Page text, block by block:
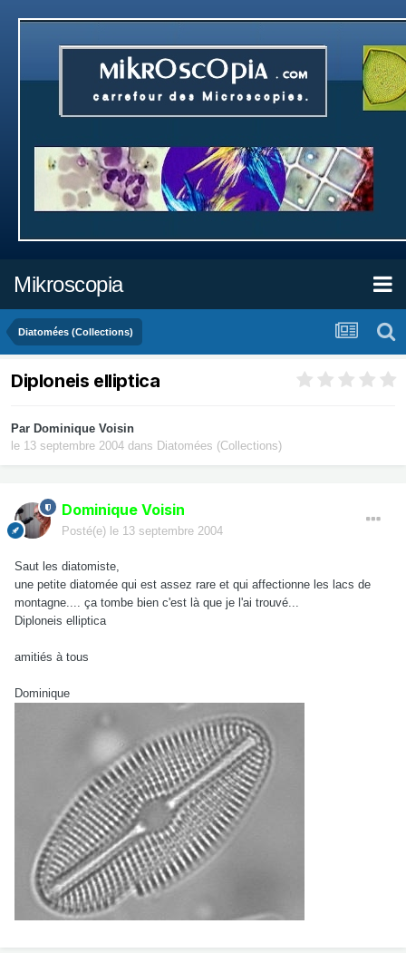
Mikroscopia
Diatomées (Collections)
Diploneis elliptica
Par Dominique Voisin
le 13 septembre 2004 dans Diatomées (Collections)
Dominique Voisin
Posté(e) le 13 septembre 2004
Saut les diatomiste,
une petite diatomée qui est assez rare et qui affectionne les lacs de
montagne.... ça tombe bien c'est là que je l'ai trouvé...
Diploneis elliptica
amitiés à tous
Dominique